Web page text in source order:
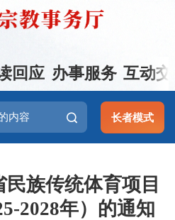
回应 办事服务 互动
长者模式
族传统体育项目
2028年）的通知